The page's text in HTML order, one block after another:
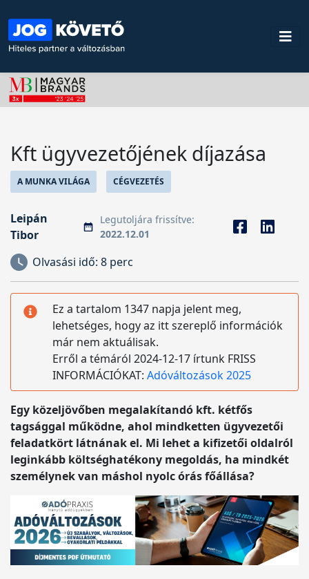
Kft ügyvezetőjének díjazása
A MUNKA VILÁGA CÉGVEZETÉS
Leipán
Tibor
Legutoljára frissítve:
2022.12.01
Olvasási idő: 8 perc
Ez a tartalom 1347 napja jelent meg,
lehetséges, hogy az itt szereplő információk
már nem aktuálisak.
Erről a témáról 2024-12-17 írtunk FRISS
INFORMÁCIÓKAT: Adóváltozások 2025
Egy közeljövőben megalakítandó kft. kétfős
tagsággal működne, ahol mindketten ügyvezetői
feladatkört látnának el. Mi lehet a kifizetői oldalról
leginkább költséghatékony megoldás, ha mindkét
személynek van máshol nyolc órás főállása?